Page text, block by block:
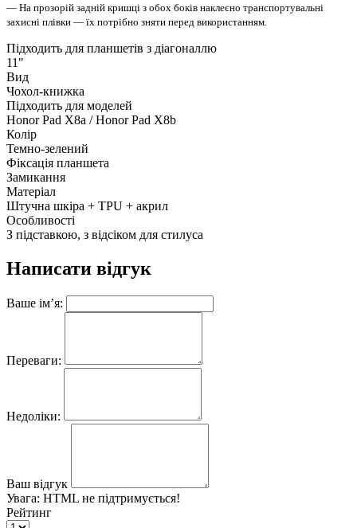
— На прозорій задній кришці з обох боків наклеєно транспортувальні
захисні плівки — їх потрібно зняти перед використанням.
Підходить для планшетів з діагоналлю
11"
Вид
Чохол-книжка
Підходить для моделей
Honor Pad X8a / Honor Pad X8b
Колір
Темно-зелений
Фіксація планшета
Замикання
Матеріал
Штучна шкіра + TPU + акрил
Особливості
З підставкою, з відсіком для стилуса
Написати відгук
Ваше ім’я:
Переваги:
Недоліки:
Ваш відгук
Увага: HTML не підтримується!
Рейтинг